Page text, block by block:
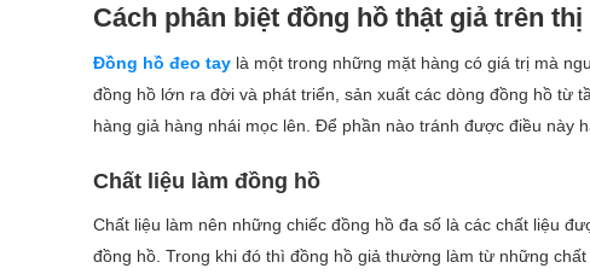
Cách phân biệt đồng hồ thật giả trên
Đồng hồ đeo tay là một trong những mặt hàng có giá trị mà
đồng hồ lớn ra đời và phát triển, sản xuất các dòng đồng hồ từ
hàng giả hàng nhái mọc lên. Để phần nào tránh được điều này
Chất liệu làm đồng hồ
Chất liệu làm nên những chiếc đồng hồ đa số là các chất liệu
đồng hồ. Trong khi đó thì đồng hồ giả thường làm từ những